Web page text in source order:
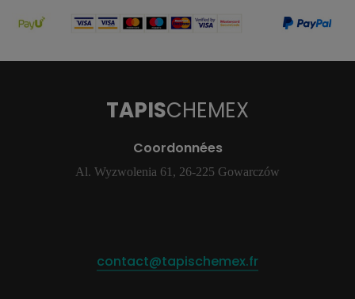
TAPISCHEMEX
Coordonnées
Al. Wyzwolenia 61, 26-225 Gowarczów
contact@tapischemex.fr